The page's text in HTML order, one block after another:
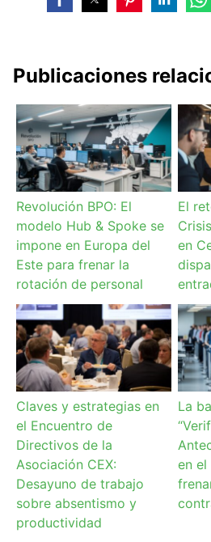
Publicaciones
Revolución BPO: El
modelo Hub & Spoke se
impone en Europa del
Este para frenar la
rotación de personal
El
en
Claves y estrategias en
el Encuentro de
Directivos de la
Asociación CEX:
Desayuno de trabajo
sobre absentismo y
productividad
La
en